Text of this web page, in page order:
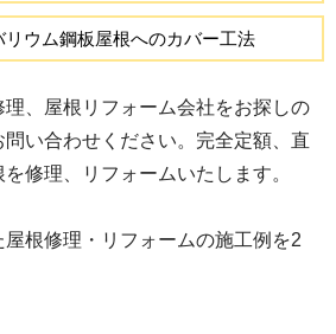
リウム鋼板屋根へのカバー工法
、屋根リフォーム会社をお探しの
い合わせください。完全定額、直
修理、リフォームいたします。
根修理・リフォームの施工例を2